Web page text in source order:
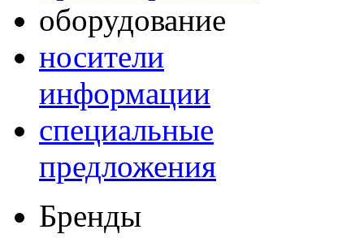
оборудование
носители
информации
специальные
предложения
Бренды